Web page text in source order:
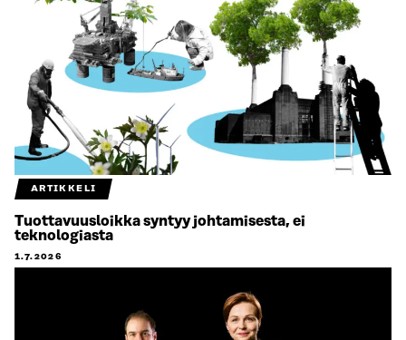
ARTIKKELI
Tuottavuusloikka syntyy johtamisesta, ei
teknologiasta
1.7.2026